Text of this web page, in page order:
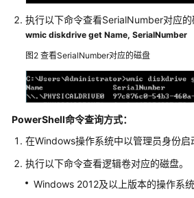
订
远
程
录
计
相
关
执行以下命令查看SerialNumber对应的
wmic diskdrive get Name, SerialNumber
图2 查看SerialNumber对应的磁盘
PowerShell命令查询方式：
在Windows操作系统中以管理员身份启
执行以下命令查看逻辑卷对应的磁盘。
Windows 2012及以上版本的操作系统